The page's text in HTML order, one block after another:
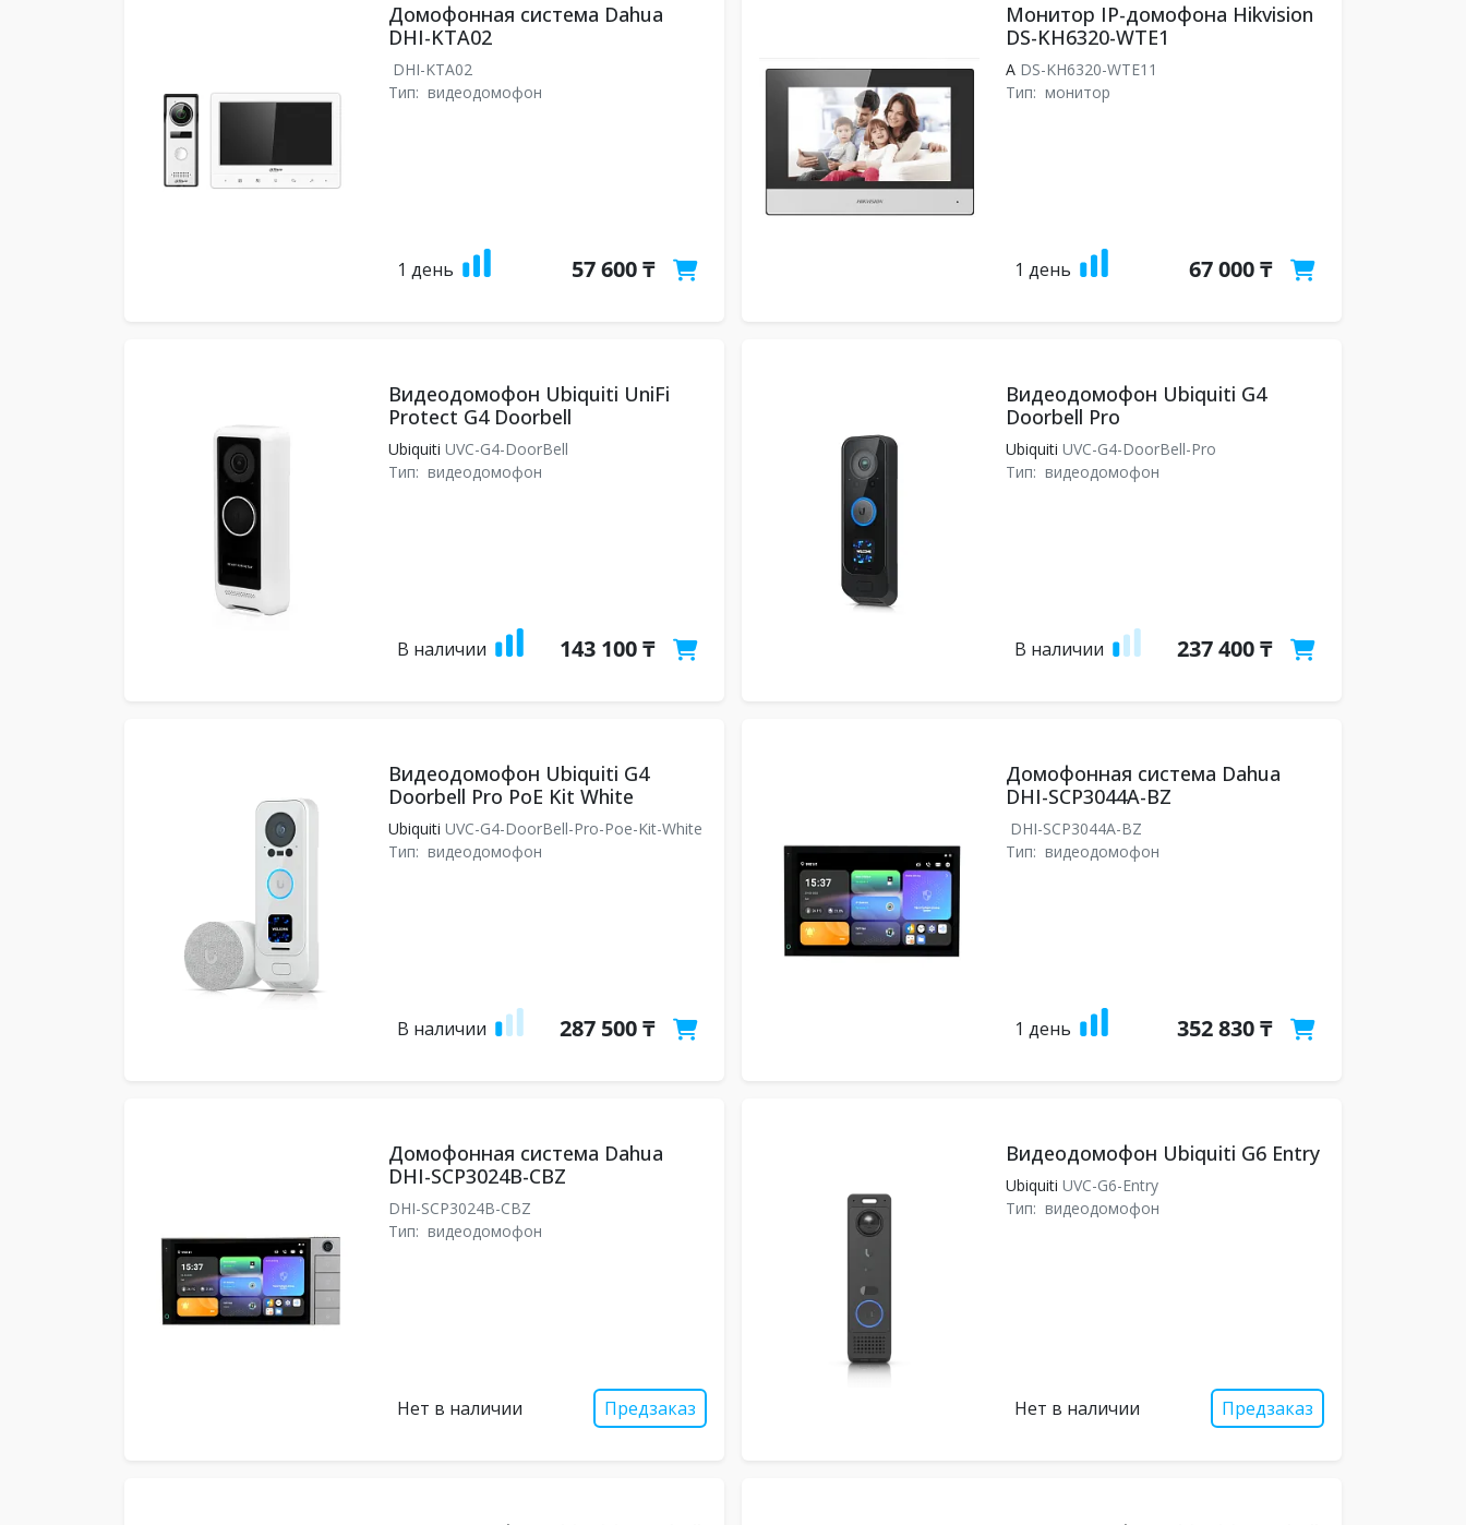
Домофонная система Dahua
DHI-KTA02
DHI-KTA02
Тип: видеодомофон
1 день 57 600 ₸
Монитор IP-домофона Hikvision
DS-KH6320-WTE1
ADS-KH6320-WTE11
Тип: монитор
1 день 67 000 ₸
Видеодомофон Ubiquiti UniFi
Protect G4 Doorbell
Ubiquiti UVC-G4-DoorBell
Тип: видеодомофон
В наличии 143 100 ₸
Видеодомофон Ubiquiti G4
Doorbell Pro
Ubiquiti UVC-G4-DoorBell-Pro
Тип: видеодомофон
В наличии 237 400 ₸
Видеодомофон Ubiquiti G4
Doorbell Pro PoE Kit White
Ubiquiti UVC-G4-DoorBell-Pro-Poe-Kit-White
Тип: видеодомофон
В наличии 287 500 ₸
Домофонная система Dahua
DHI-SCP3044A-BZ
DHI-SCP3044A-BZ
Тип: видеодомофон
1 день 352 830 ₸
Домофонная система Dahua
DHI-SCP3024B-CBZ
DHI-SCP3024B-CBZ
Тип: видеодомофон
Нет в наличии Предзаказ
Видеодомофон Ubiquiti G6 Entry
Ubiquiti UVC-G6-Entry
Тип: видеодомофон
Нет в наличии Предзаказ